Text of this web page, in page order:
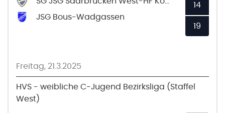
JSG Bous-Wadgassen
14
19
Freitag, 21.3.2025
HVS - weibliche C-Jugend Bezirksliga (Staffel
West)